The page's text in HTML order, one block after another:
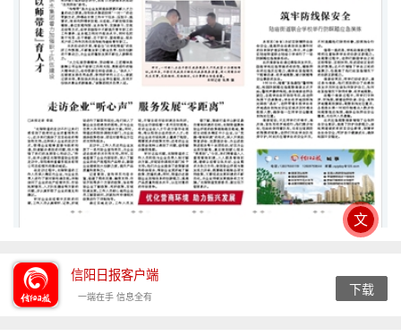
信阳日报客户端
一端在手 信息全有 下载
文